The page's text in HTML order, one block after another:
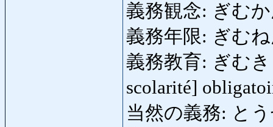
義務観念: ぎむ
義務年限: ぎむね
義務教育: ぎむき
scolarité]
当然の義務: と